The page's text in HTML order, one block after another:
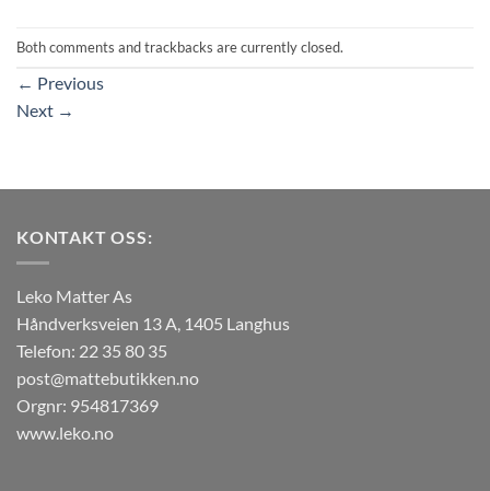
Both comments and trackbacks are currently closed.
← Previous
Next →
KONTAKT OSS:
Leko Matter As
Håndverksveien 13 A, 1405 Langhus
Telefon: 22 35 80 35
post@mattebutikken.no
Orgnr: 954817369
www.leko.no